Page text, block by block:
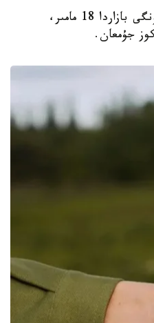
استانا. KAZINFORM - قىتايدىڭ حۋبەي پروۆينتسياسى، ۋحان قالاسىنداعى تۇنگى بازاردا 18 مامىر،
جۇمعان.